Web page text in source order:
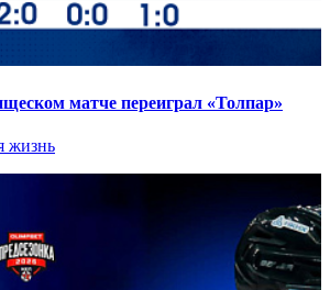
матче переиграл «Толпар»
жизнь